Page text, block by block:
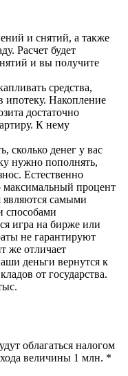
и снятий, а также
Расчет будет
и вы получите
средства,
ипотеку. Накопление
достаточно
К нему
сколько денег у вас
нужно пополнять,
Естественно
максимальный процент
являются самыми
способами
игра на бирже или
не гарантируют
же отличает
деньги вернутся к
от государства.
облагаться налогом
величины 1 млн. *